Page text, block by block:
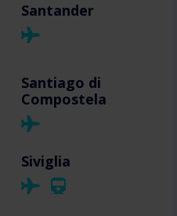
Santander
Santiago di
Compostela
Siviglia